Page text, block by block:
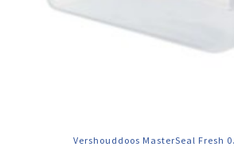
Vershouddoos MasterSeal Fresh